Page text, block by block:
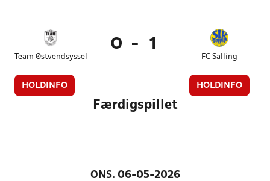
Team Østvendsyssel
HOLDINFO
0 - 1
FC Salling
HOLDINFO
Færdigspillet
ONS. 06-05-2026